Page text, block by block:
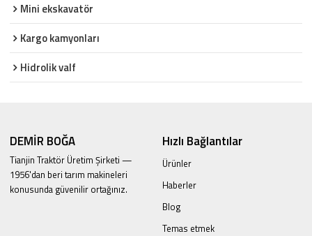
Mini ekskavatör
Kargo kamyonları
Hidrolik valf
DEMİR BOĞA
Tianjin Traktör Üretim Şirketi —
1956'dan beri tarım makineleri
konusunda güvenilir ortağınız.
Hızlı Bağlantılar
Ürünler
Haberler
Blog
Temas etmek